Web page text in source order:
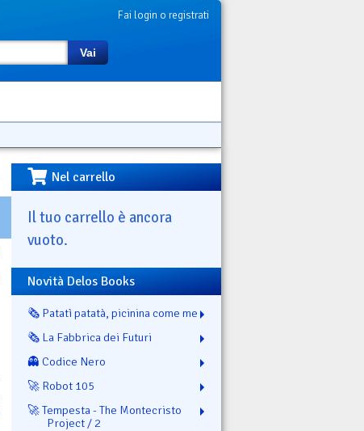
Fai login o registrati
Vai
Nel carrello
Il tuo carrello è ancora
vuoto.
Novità Delos Books
🗞️ Patatì patatà, picinina come me
🗞️ La Fabbrica dei Futuri
👻 Codice Nero
🚀 Robot 105
🚀 Tempesta - The Montecristo
Project / 2